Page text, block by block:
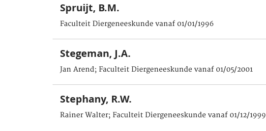
Spruijt, B.M.
Faculteit Diergeneeskunde vanaf 01/01/1996
Stegeman, J.A.
Jan Arend; Faculteit Diergeneeskunde vanaf 01/05/2001
Stephany, R.W.
Rainer Walter; Faculteit Diergeneeskunde vanaf 01/12/1999